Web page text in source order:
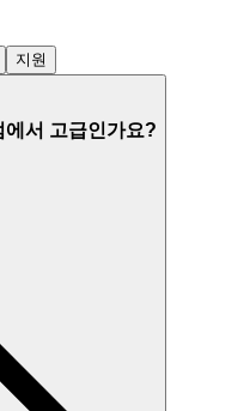
지원
서 고급인가요?